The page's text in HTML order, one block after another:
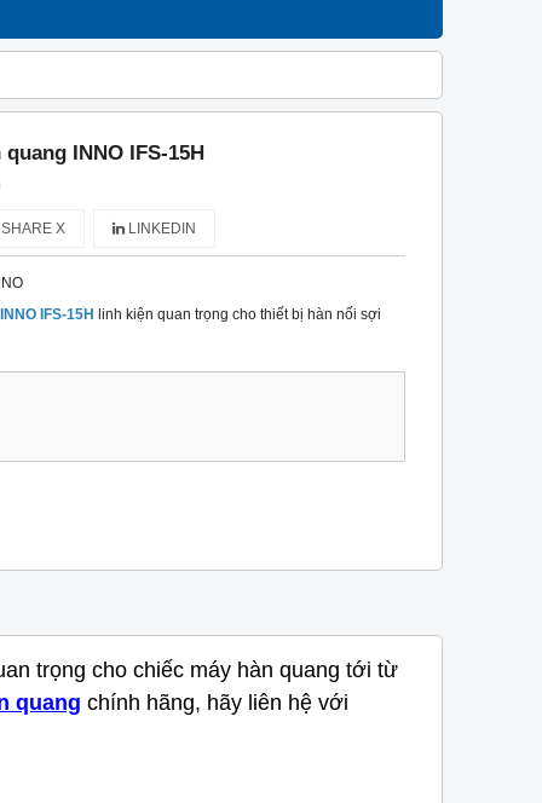
INNO IFS-15H
SHARE X LINKEDIN
IFS-15H linh kiện quan trọng cho thiết bị hàn nối sợi
trọng cho chiếc máy hàn quang tới từ
quang chính hãng, hãy liên hệ với